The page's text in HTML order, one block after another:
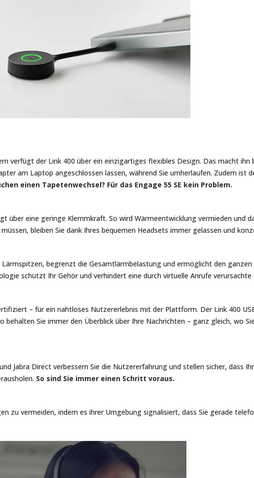
verfügt der Link 400 über ein einzigartiges flexibles Design. Das macht ihn
am Laptop angeschlossen lassen, während Sie umherlaufen. Zudem ist
einen Tapetenwechsel? Für das Engage 55 SE kein Problem.
über eine geringe Klemmkraft. So wird Wärmeentwicklung vermieden und
bleiben Sie dank Ihres bequemen Headsets immer gelassen und
begrenzt die Gesamtlärmbelastung und ermöglicht den
schützt Ihr Gehör und verhindert eine durch virtuelle Anrufe verursachte
– für ein nahtloses Nutzererlebnis mit der Plattform. Der Link 400
behalten Sie immer den Überblick über Ihre Nachrichten – ganz gleich, wo
Jabra Direct verbessern Sie die Nutzererfahrung und stellen sicher, dass
So sind Sie immer einen Schritt voraus.
zu vermeiden, indem es ihrer Umgebung signalisiert, dass Sie gerade